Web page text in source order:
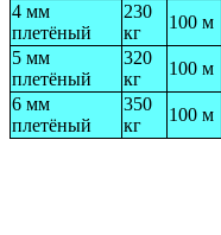
4 мм
плетёный
230
кг
100 м
5 мм
плетёный
320
кг
100 м
6 мм
плетёный
350
кг
100 м